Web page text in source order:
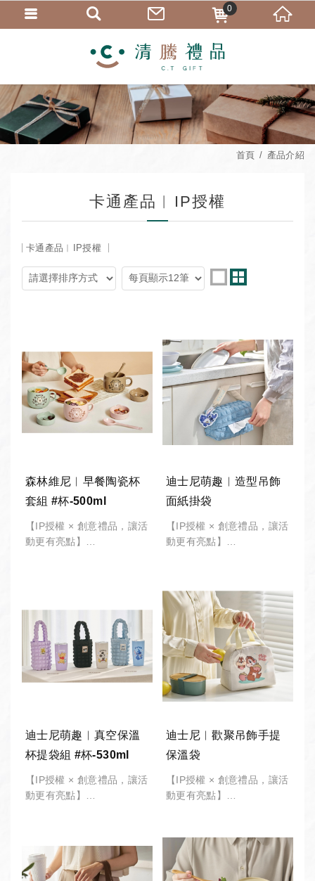
首頁 產品介紹
卡通產品︱IP授權
卡通產品︱IP授權
森林維尼︱早餐陶瓷杯
套組 #杯-500ml
【IP授權 × 創意禮品，讓活
動更有亮點】
公司採購︱企業團體︱股東
大會︱政府機關︱大宗採購
︱活動贈品︱歡迎詢價。
迪士尼萌趣︱造型吊飾
面紙掛袋
【IP授權 × 創意禮品，讓活
動更有亮點】
洽。
公司採購︱企業團體︱股東
大會︱政府機關︱大宗採購
︱活動贈品︱歡迎詢價。
迪士尼萌趣︱真空保溫
杯提袋組 #杯-530ml
【IP授權 × 創意禮品，讓活
動更有亮點】
洽。
公司採購︱企業團體︱股東
迪士尼︱歡聚吊飾手提
保溫袋
【IP授權 × 創意禮品，讓活
動更有亮點】
請備註「數量」將由專人接
洽。
公司採購︱企業團體︱股東
0